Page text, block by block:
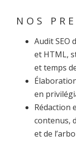
NOS
Audit SEO
et HTML,
et temps
en
Rédaction
contenus,
et de